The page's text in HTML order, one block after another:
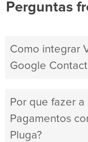
Perguntas
Como integrar
Google
Por que fazer
Pagamentos
Pluga?